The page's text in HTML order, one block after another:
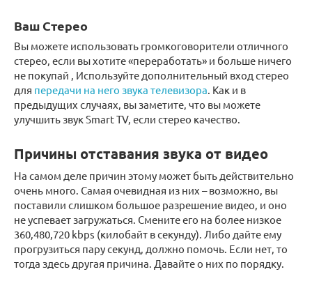
Ваш Стерео
Вы можете использовать громкоговорители отличного
стерео, если вы хотите «переработать» и больше ничего
не покупай , Используйте дополнительный вход стерео
для передачи на него звука телевизора . Как и в
предыдущих случаях, вы заметите, что вы можете
улучшить звук Smart TV, если стерео качество.
Причины отставания звука от видео
На самом деле причин этому может быть действительно
очень много. Самая очевидная из них – возможно, вы
поставили слишком большое разрешение видео, и оно
не успевает загружаться. Смените его на более низкое
360,480,720 kbps (килобайт в секунду). Либо дайте ему
прогрузиться пару секунд, должно помочь. Если нет, то
тогда здесь другая причина. Давайте о них по порядку.